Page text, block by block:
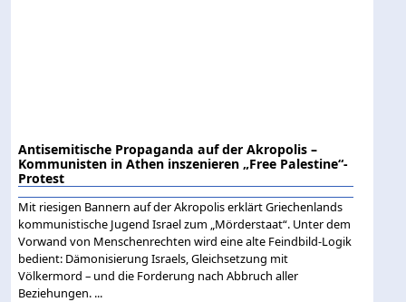
Antisemitische Propaganda auf der Akropolis –
Kommunisten in Athen inszenieren „Free Palestine“-
Protest
Mit riesigen Bannern auf der Akropolis erklärt Griechenlands
kommunistische Jugend Israel zum „Mörderstaat“. Unter dem
Vorwand von Menschenrechten wird eine alte Feindbild-Logik
bedient: Dämonisierung Israels, Gleichsetzung mit
Völkermord – und die Forderung nach Abbruch aller
Beziehungen. ...